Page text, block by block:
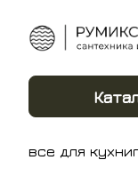
все для кухни